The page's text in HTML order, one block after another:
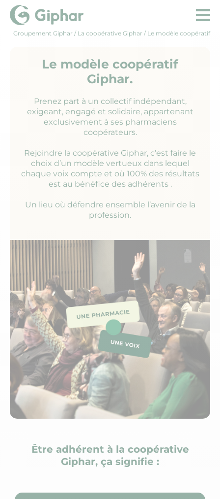
Groupement Giphar / La coopérative Giphar / Le modèle coopératif
Le modèle coopératif
Giphar.
Prenez part à un collectif indépendant,
exigeant, engagé et solidaire, appartenant
exclusivement à ses pharmaciens
coopérateurs.
Rejoindre la coopérative Giphar, c’est faire le
choix d’un modèle vertueux dans lequel
chaque voix compte et où 100% des résultats
est au bénéfice des adhérents .
Un lieu où défendre ensemble l’avenir de la
profession.​
Être adhérent à la coopérative
Giphar, ça signifie :